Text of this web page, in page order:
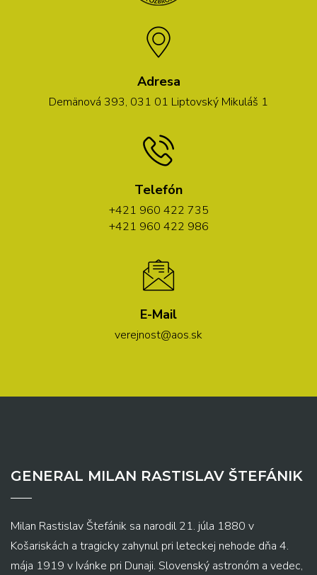
Adresa
Demänová 393, 031 01 Liptovský Mikuláš 1
Telefón
+421 960 422 735
+421 960 422 986
E-Mail
verejnost@aos.sk
GENERAL MILAN RASTISLAV ŠTEFÁNIK
Milan Rastislav Štefánik sa narodil 21. júla 1880 v
Košariskách a tragicky zahynul pri leteckej nehode dňa 4.
mája 1919 v Ivánke pri Dunaji. Slovenský astronóm a vedec,